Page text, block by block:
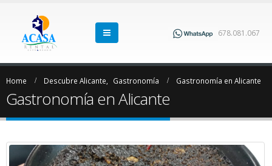
678.081.067
Home Descubre Alicante Gastronomía Gastronomía en Alicante
Gastronomía en Alicante